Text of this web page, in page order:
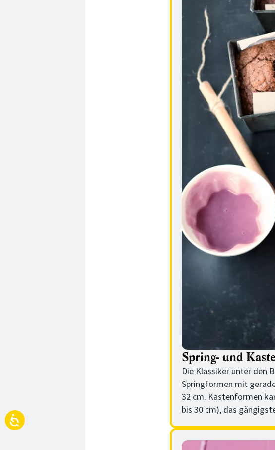
Spring- und
Die Klassiker unter den
Springformen mit
32 cm. Kastenformen
bis 30 cm), das